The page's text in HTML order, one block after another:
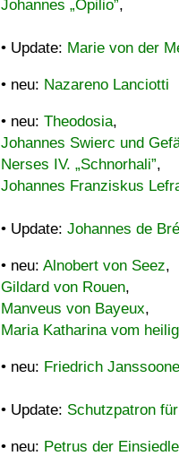
Johannes „Opilio”,
• Update: Marie von der
• neu: Nazareno Lanciotti
• neu: Theodosia,
Johannes Swierc und
Nerses IV. „Schnorhali”,
Johannes Franziskus
• Update: Johannes de
• neu: Alnobert von Seez,
Gildard von Rouen,
Manveus von Bayeux,
Maria Katharina vom
• neu: Friedrich Janssoone
• Update: Schutzpatron
• neu: Petrus der